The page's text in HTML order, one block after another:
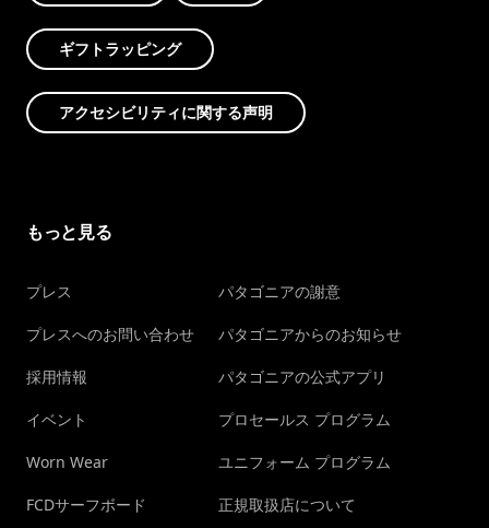
ギフトラッピング
アクセシビリティに関する声明
もっと見る
プレス
プレスへのお問い合わせ
採用情報
イベント
Worn Wear
FCDサーフボード
パタゴニアの謝意
パタゴニアからのお知らせ
パタゴニアの公式アプリ
プロセールス プログラム
ユニフォーム プログラム
正規取扱店について